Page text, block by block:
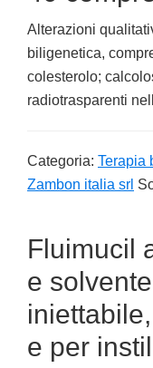
Alterazioni
biligenetica,
colesterolo;
radiotrasparenti
Categoria: Terapia
Zambon italia srl
Fluimucil
e
e per